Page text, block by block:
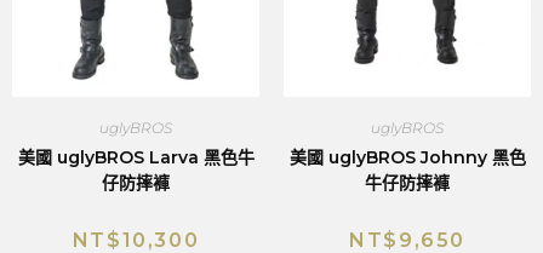
uglyBROS
美國 uglyBROS Larva 黑色牛
仔防摔褲
NT$10,300
uglyBROS
美國 uglyBROS Johnny 黑色
牛仔防摔褲
NT$ 9,650